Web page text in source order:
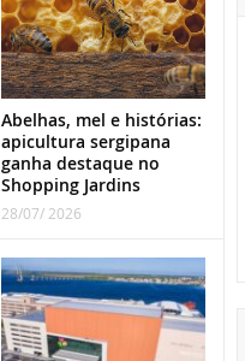
Abelhas, mel e histórias:
apicultura sergipana
ganha destaque no
Shopping Jardins
28/07/ 2026